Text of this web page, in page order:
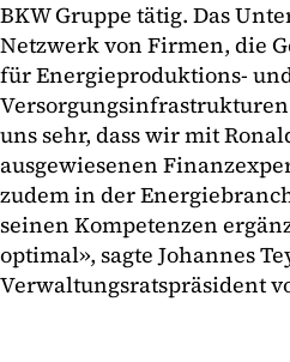
BKW Gruppe tätig. Das
Netzwerk von Firmen, die
für Energieproduktions-
uns sehr, dass wir mit
ausgewiesenen
zudem in der
seinen Kompetenzen
optimal», sagte Johannes
Verwaltungsratspräsident